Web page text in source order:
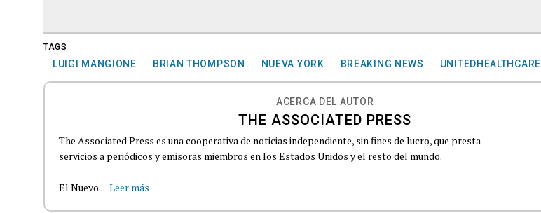
TAGS
LUIGI MANGIONE BRIAN THOMPSON NUEVA YORK BREAKING NEWS UNITEDHEALTHCARE
ACERCA DEL AUTOR
THE ASSOCIATED PRESS
The Associated Press es una cooperativa de noticias independiente, sin fines de lucro, que presta
servicios a periódicos y emisoras miembros en los Estados Unidos y el resto del mundo.
El Nuevo... Leer más